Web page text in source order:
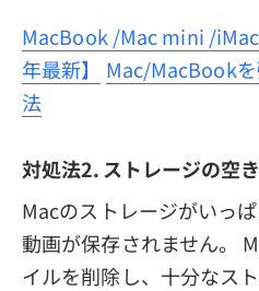
MacBook /Mac mini /
年最新】
Mac/MacBook
法
対処法2. ストレージの空
Macのストレージがいっ
動画が保存されません。
イルを削除し、十分なス